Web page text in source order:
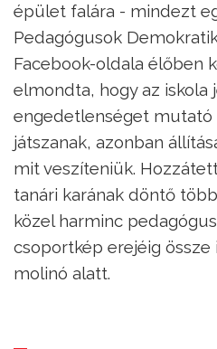
épület falára - mindezt
Pedagógusok
Facebook-oldala élőben
elmondta, hogy az iskola
engedetlenséget mutató
játszanak, azonban
mit veszíteniük.
tanári karának döntő
közel harminc
csoportkép erejéig
molinó alatt.